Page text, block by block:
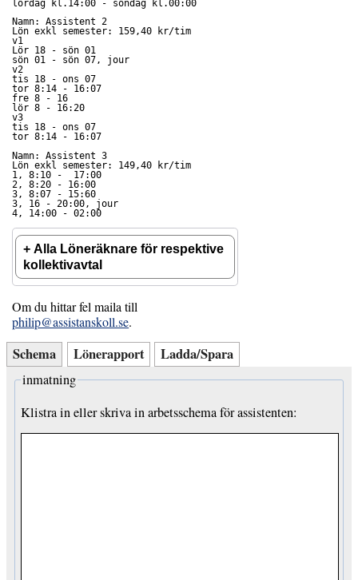
Namn: Assistent 2
Lön exkl semester: 159,40 kr/tim
v1
Lör 18 - sön 01
sön 01 - sön 07, jour
v2
tis 18 - ons 07
tor 8:14 - 16:07
fre 8 - 16
lör 8 - 16:20
v3
tis 18 - ons 07
Namn: Assistent 3
Lön exkl semester: 149,40 kr/tim
1, 8:10 -  17:00
2, 8:20 - 16:00
3, 8:07 - 15:60
3, 16 - 20:00, jour
4, 14:00 - 02:00
Alla Löneräknare för respektive
kollektivavtal
Om du hittar fel maila till
philip@assistanskoll.se.
Schema Lönerapport Ladda/Spara
inmatning
Klistra in eller skriva in arbetsschema för assistenten: